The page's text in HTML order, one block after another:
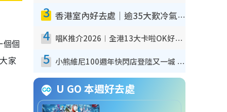
個個
家
3 香港室內好去處｜逾35大歎冷氣室內好去處推介 室內活動免費避雨無懼落雨
4 唱K推介2026︱全港13大卡啦OK好去處！最平$36起 日文K都有！(附地址+收費詳情)
5 小熊維尼100週年快閃店登陸又一城 重現百畝森林經典場景／獨家限定盲盒登場／專屬DIY香水
U GO 本週好去處